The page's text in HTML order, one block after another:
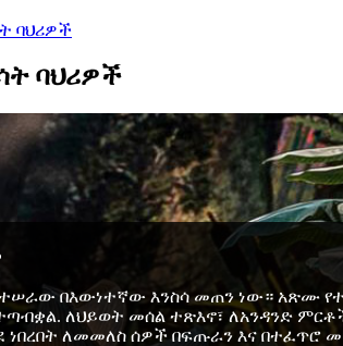
ባህሪዎች
ባህሪዎች
በእውነተኛው እንስሳ መጠን ነው። አጽሙ
ለህይወት መሰል ተጽእኖ፣ ለአንዳንድ
ነበረበት ለመመለስ ሰዎች በፍጡራን እና